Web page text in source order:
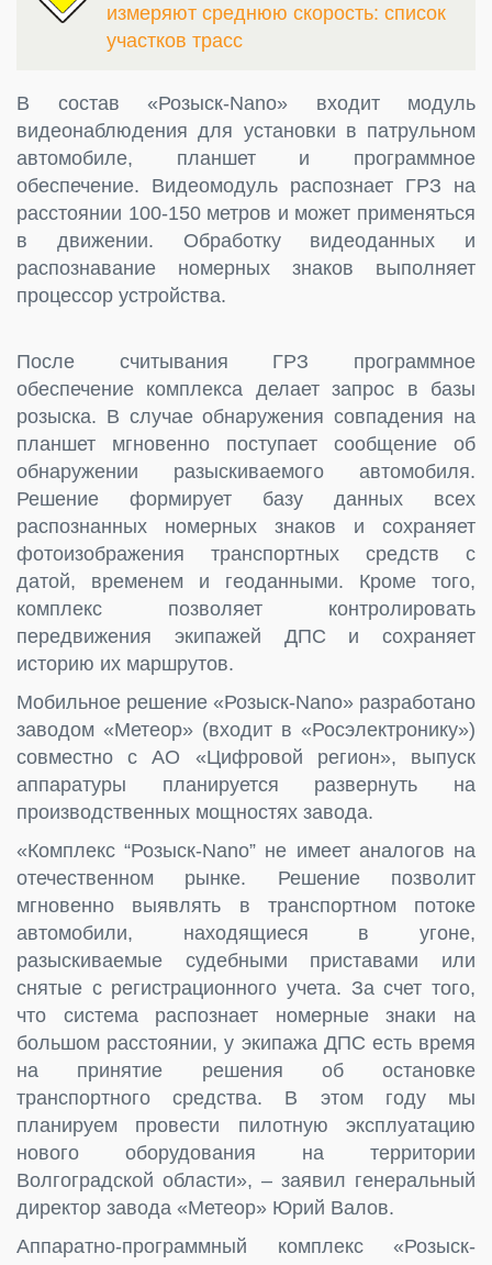
измеряют среднюю скорость: список
участков трасс
В состав «Розыск-Nano» входит модуль
видеонаблюдения для установки в патрульном
автомобиле, планшет и программное
обеспечение. Видеомодуль распознает ГРЗ на
расстоянии 100-150 метров и может применяться
в движении. Обработку видеоданных и
распознавание номерных знаков выполняет
процессор устройства.
После считывания ГРЗ программное
обеспечение комплекса делает запрос в базы
розыска. В случае обнаружения совпадения на
планшет мгновенно поступает сообщение об
обнаружении разыскиваемого автомобиля.
Решение формирует базу данных всех
распознанных номерных знаков и сохраняет
фотоизображения транспортных средств с
датой, временем и геоданными. Кроме того,
комплекс позволяет контролировать
передвижения экипажей ДПС и сохраняет
историю их маршрутов.
Мобильное решение «Розыск-Nano» разработано
заводом «Метеор» (входит в «Росэлектронику»)
совместно с АО «Цифровой регион», выпуск
аппаратуры планируется развернуть на
производственных мощностях завода.
«Комплекс “Розыск-Nano” не имеет аналогов на
отечественном рынке. Решение позволит
мгновенно выявлять в транспортном потоке
автомобили, находящиеся в угоне,
разыскиваемые судебными приставами или
снятые с регистрационного учета. За счет того,
что система распознает номерные знаки на
большом расстоянии, у экипажа ДПС есть время
на принятие решения об остановке
транспортного средства. В этом году мы
планируем провести пилотную эксплуатацию
нового оборудования на территории
Волгоградской области», – заявил генеральный
директор завода «Метеор» Юрий Валов.
Аппаратно-программный комплекс «Розыск-